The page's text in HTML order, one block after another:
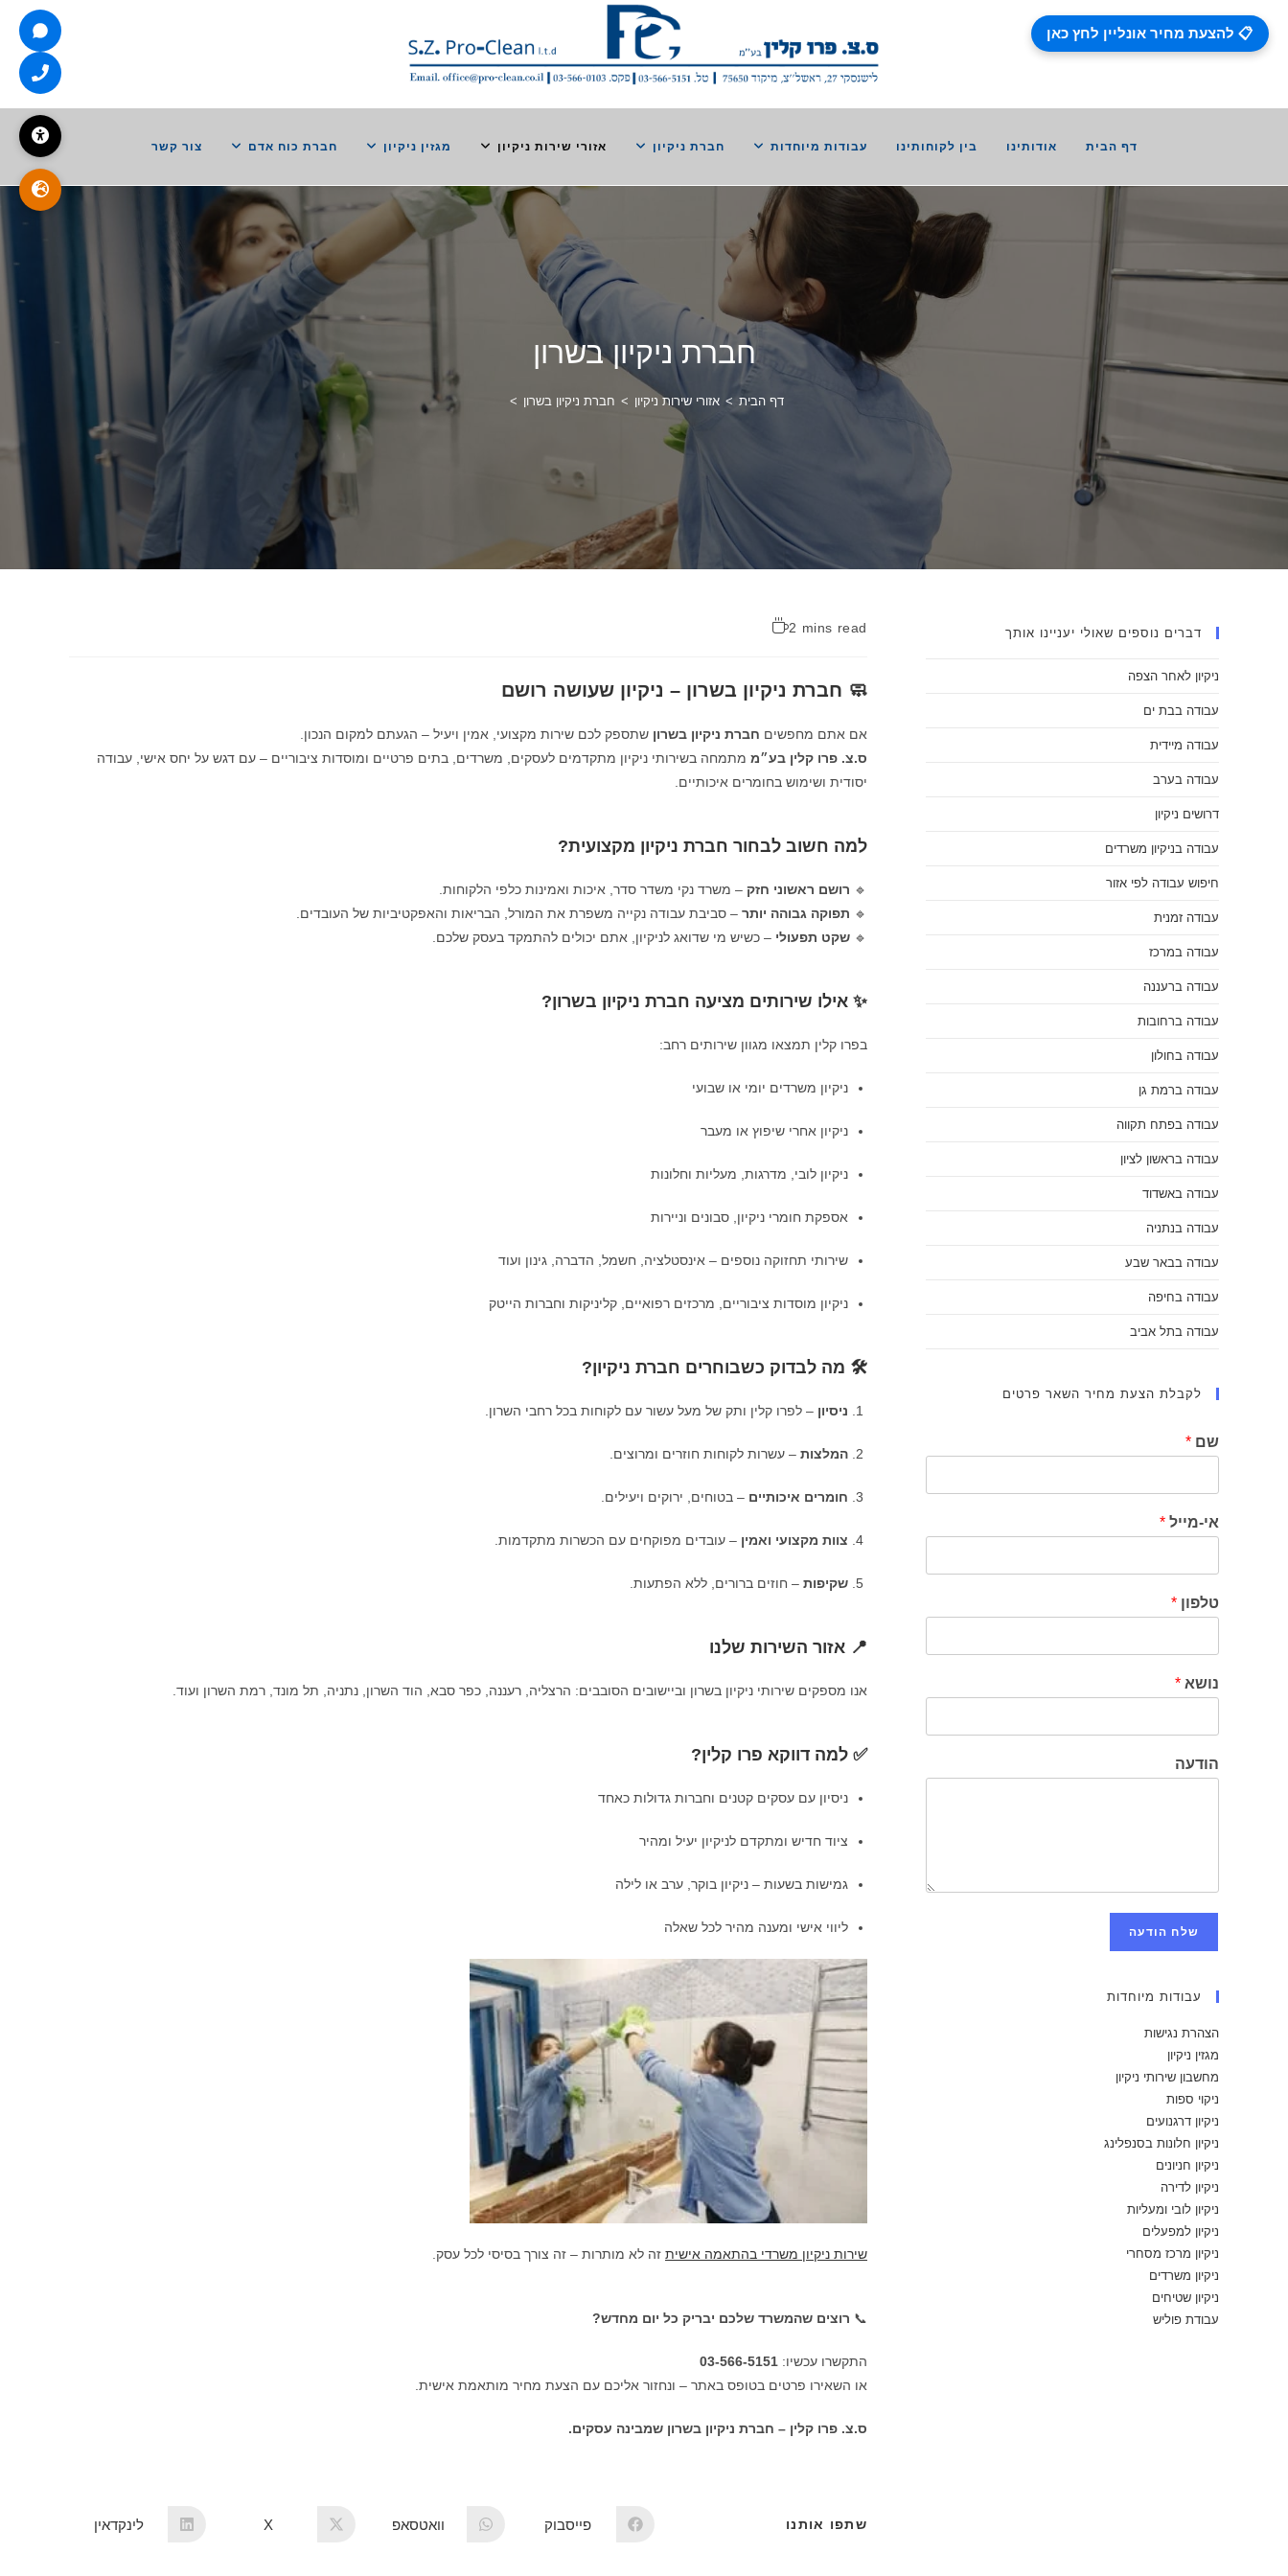
דף הבית אודותינו בין לקוחותינו עבודות מיוחדות חברת ניקיון אזורי שירות ניקיון מגזין ניקיון חברת כוח אדם צור קשר
חברת ניקיון בשרון
דף הבית > אזורי שירות ניקיון > חברת ניקיון בשרון >
2 mins read
🧼 חברת ניקיון בשרון – ניקיון שעושה רושם
אם אתם מחפשים חברת ניקיון בשרון שתספק לכם שירות מקצועי, אמין ויעיל – הגעתם למקום הנכון.
ס.צ. פרו קלין בע״מ מתמחה בשירותי ניקיון מתקדמים לעסקים, משרדים, בתים פרטיים ומוסדות ציבוריים – עם דגש על יחס אישי, עבודה
יסודית ושימוש בחומרים איכותיים.
למה חשוב לבחור חברת ניקיון מקצועית?
🔹 רושם ראשוני חזק – משרד נקי משדר סדר, איכות ואמינות כלפי הלקוחות.
🔹 תפוקה גבוהה יותר – סביבת עבודה נקייה משפרת את המורל, הבריאות והאפקטיביות של העובדים.
🔹 שקט תפעולי – כשיש מי שדואג לניקיון, אתם יכולים להתמקד בעסק שלכם.
✨ אילו שירותים מציעה חברת ניקיון בשרון?
בפרו קלין תמצאו מגוון שירותים רחב:
ניקיון משרדים יומי או שבועי
ניקיון אחרי שיפוץ או מעבר
ניקיון לובי, מדרגות, מעליות וחלונות
אספקת חומרי ניקיון, סבונים וניירות
שירותי תחזוקה נוספים – אינסטלציה, חשמל, הדברה, גינון ועוד
ניקיון מוסדות ציבוריים, מרכזים רפואיים, קליניקות וחברות הייטק
🛠️ מה לבדוק כשבוחרים חברת ניקיון?
ניסיון – לפרו קלין ותק של מעל עשור עם לקוחות בכל רחבי השרון.
המלצות – עשרות לקוחות חוזרים ומרוצים.
חומרים איכותיים – בטוחים, ירוקים ויעילים.
צוות מקצועי ואמין – עובדים מפוקחים עם הכשרות מתקדמות.
שקיפות – חוזים ברורים, ללא הפתעות.
📍 אזור השירות שלנו
אנו מספקים שירותי ניקיון בשרון וביישובים הסובבים: הרצליה, רעננה, כפר סבא, הוד השרון, נתניה, תל מונד, רמת השרון ועוד.
✅ למה דווקא פרו קלין?
ניסיון עם עסקים קטנים וחברות גדולות כאחד
ציוד חדיש ומתקדם לניקיון יעיל ומהיר
גמישות בשעות – ניקיון בוקר, ערב או לילה
ליווי אישי ומענה מהיר לכל שאלה
שירות ניקיון משרדי בהתאמה אישית זה לא מותרות – זה צורך בסיסי לכל עסק.
📞 רוצים שהמשרד שלכם יבריק כל יום מחדש?
התקשרו עכשיו: 03-566-5151
או השאירו פרטים בטופס באתר – ונחזור אליכם עם הצעת מחיר מותאמת אישית.
ס.צ. פרו קלין – חברת ניקיון בשרון שמבינה עסקים.
שתפו אותנו פייסבוק וואטסאפ X לינקדאין
דברים נוספים שאולי יעניינו אותך
ניקיון לאחר הצפה
עבודה בבת ים
עבודה מיידית
עבודה בערב
דרושים ניקיון
עבודה בניקיון משרדים
חיפוש עבודה לפי אזור
עבודה זמנית
עבודה במרכז
עבודה ברעננה
עבודה ברחובות
עבודה בחולון
עבודה ברמת גן
עבודה בפתח תקווה
עבודה בראשון לציון
עבודה באשדוד
עבודה בנתניה
עבודה בבאר שבע
עבודה בחיפה
עבודה בתל אביב
לקבלת הצעת מחיר השאר פרטים
שם *
אי-מייל *
טלפון *
נושא *
הודעה
שלח הודעה
עבודות מיוחדות
הצהרת נגישות
מגזין ניקיון
מחשבון שירותי ניקיון
ניקוי ספות
ניקיון דרגנועים
ניקיון חלונות בסנפלינג
ניקיון חניונים
ניקיון לדירה
ניקיון לובי ומעליות
ניקיון למפעלים
ניקיון מרכז מסחרי
ניקיון משרדים
ניקיון שטיחים
עבודת פוליש
📋 להצעת מחיר אונליין לחץ כאן